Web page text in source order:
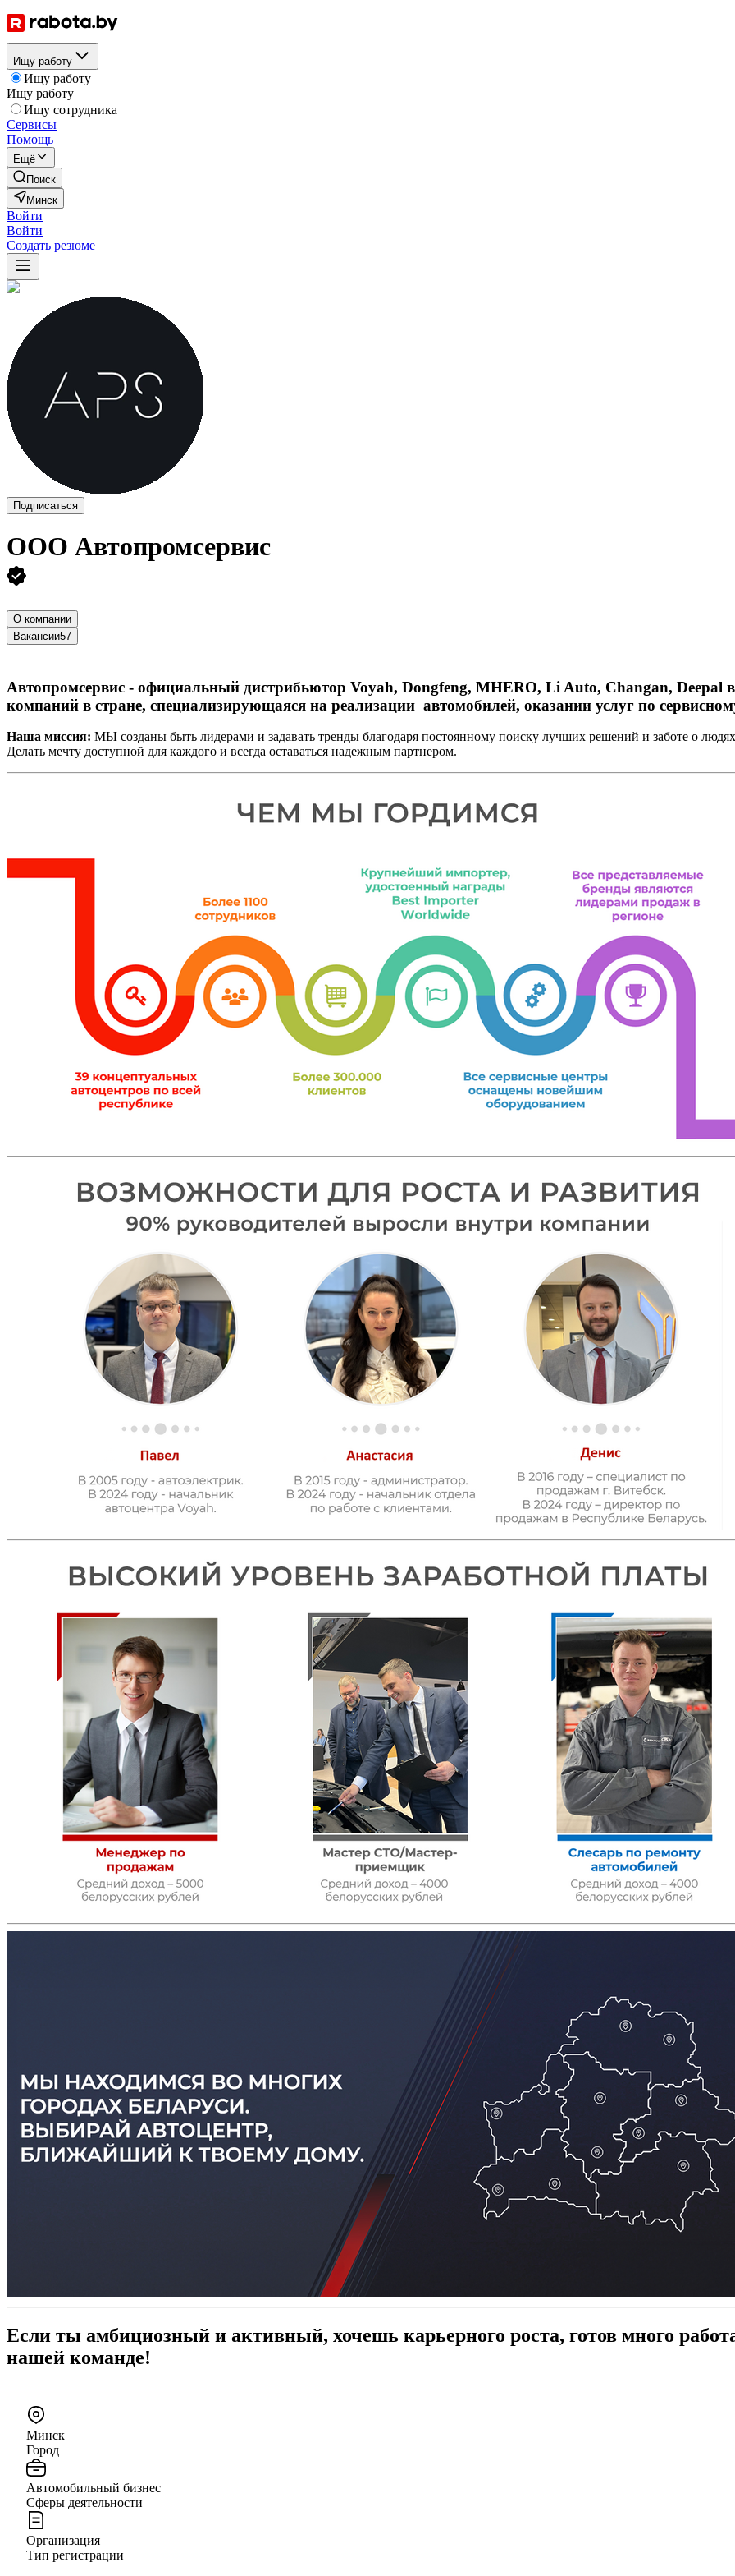
Ищу работу
Ищу работу
Ищу работу
Ищу сотрудника
Сервисы
Помощь
Ещё
Поиск
Минск
Войти
Войти
Создать резюме
Подписаться
ООО Автопромсервис
О компании
Вакансии57
Автопромсервис - официальный дистрибьютор Voyah, Dongfeng, MHERO, Li Auto, Changan, Deepal
компаний в стране, специализирующаяся на реализации автомобилей, оказании услуг по
Наша миссия: МЫ созданы быть лидерами и задавать тренды благодаря постоянному поиску лучших решений и заботе о
Делать мечту доступной для каждого и всегда оставаться надежным партнером.
Если ты амбициозный и активный, хочешь карьерного роста, готов много
нашей команде!
Минск
Город
Автомобильный бизнес
Сферы деятельности
Организация
Тип регистрации